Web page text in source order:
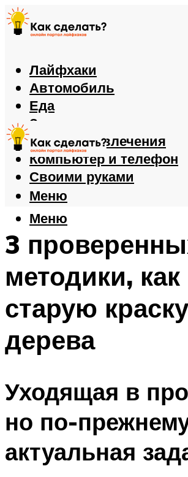
Лайфхаки
Автомобиль
Еда
Здоровье
Игры и развлечения
Компьютер и телефон
Своими руками
Меню
Меню
3
методики, как
старую
дерева
Уходящая в
но по-
актуальная